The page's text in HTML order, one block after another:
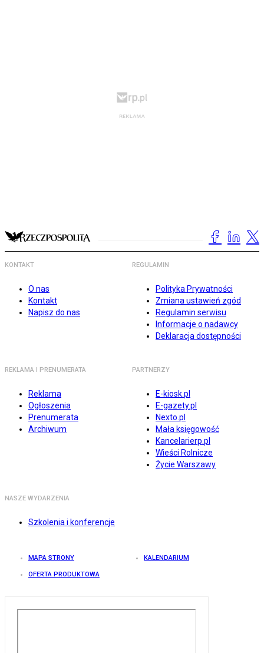
KONTAKT
O nas
Kontakt
Napisz do nas
REGULAMIN
Polityka Prywatności
Zmiana ustawień zgód
Regulamin serwisu
Informacje o nadawcy
Deklaracja dostępności
REKLAMA I PRENUMERATA
Reklama
Ogłoszenia
Prenumerata
Archiwum
PARTNERZY
E-kiosk.pl
E-gazety.pl
Nexto.pl
Mała księgowość
Kancelarierp.pl
Wieści Rolnicze
Życie Warszawy
NASZE WYDARZENIA
Szkolenia i konferencje
MAPA STRONY KALENDARIUM
OFERTA PRODUKTOWA